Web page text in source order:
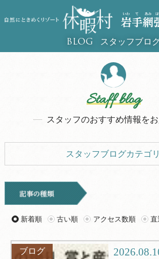
BLOG スタッフブロ
Staff blog
スタッフのおすすめ情報を
スタッフブログカテゴリ
イベント
観光
ツアー
新着順 古い順 アクセス数順 直
ブログ